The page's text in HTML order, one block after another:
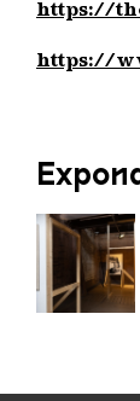
https://
https://